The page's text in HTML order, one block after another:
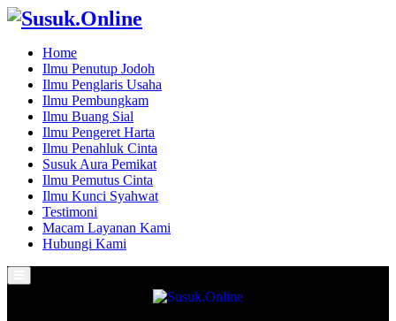
Home
Ilmu Penutup Jodoh
Ilmu Penglaris Usaha
Ilmu Pembungkam
Ilmu Buang Sial
Ilmu Pengeret Harta
Ilmu Penahluk Cinta
Susuk Aura Pemikat
Ilmu Pemutus Cinta
Ilmu Kunci Syahwat
Testimoni
Macam Layanan Kami
Hubungi Kami
Menu